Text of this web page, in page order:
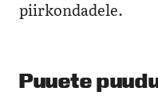
piirkondadele.
Puuete